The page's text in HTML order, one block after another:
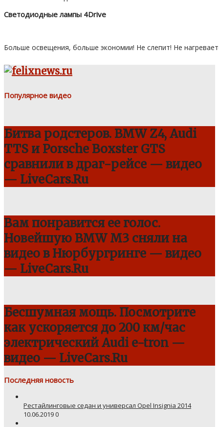
Светодиодные лампы 4Drive
Больше освещения, больше экономии! Не слепит! Не
Популярное видео
Битва родстеров. BMW Z4, Audi
TTS и Porsche Boxster GTS
сравнили в драг-рейсе — видео
— LiveCars.Ru
Вам понравится ее голос.
Новейшую BMW M3 сняли на
видео в Нюрбургринге — видео
— LiveCars.Ru
Бесшумная мощь. Посмотрите
как ускоряется до 200 км/час
электрический Audi e-tron —
видео — LiveCars.Ru
Последняя новость
Рестайлинговые седан и универсал Opel Insignia 2014
10.06.20190